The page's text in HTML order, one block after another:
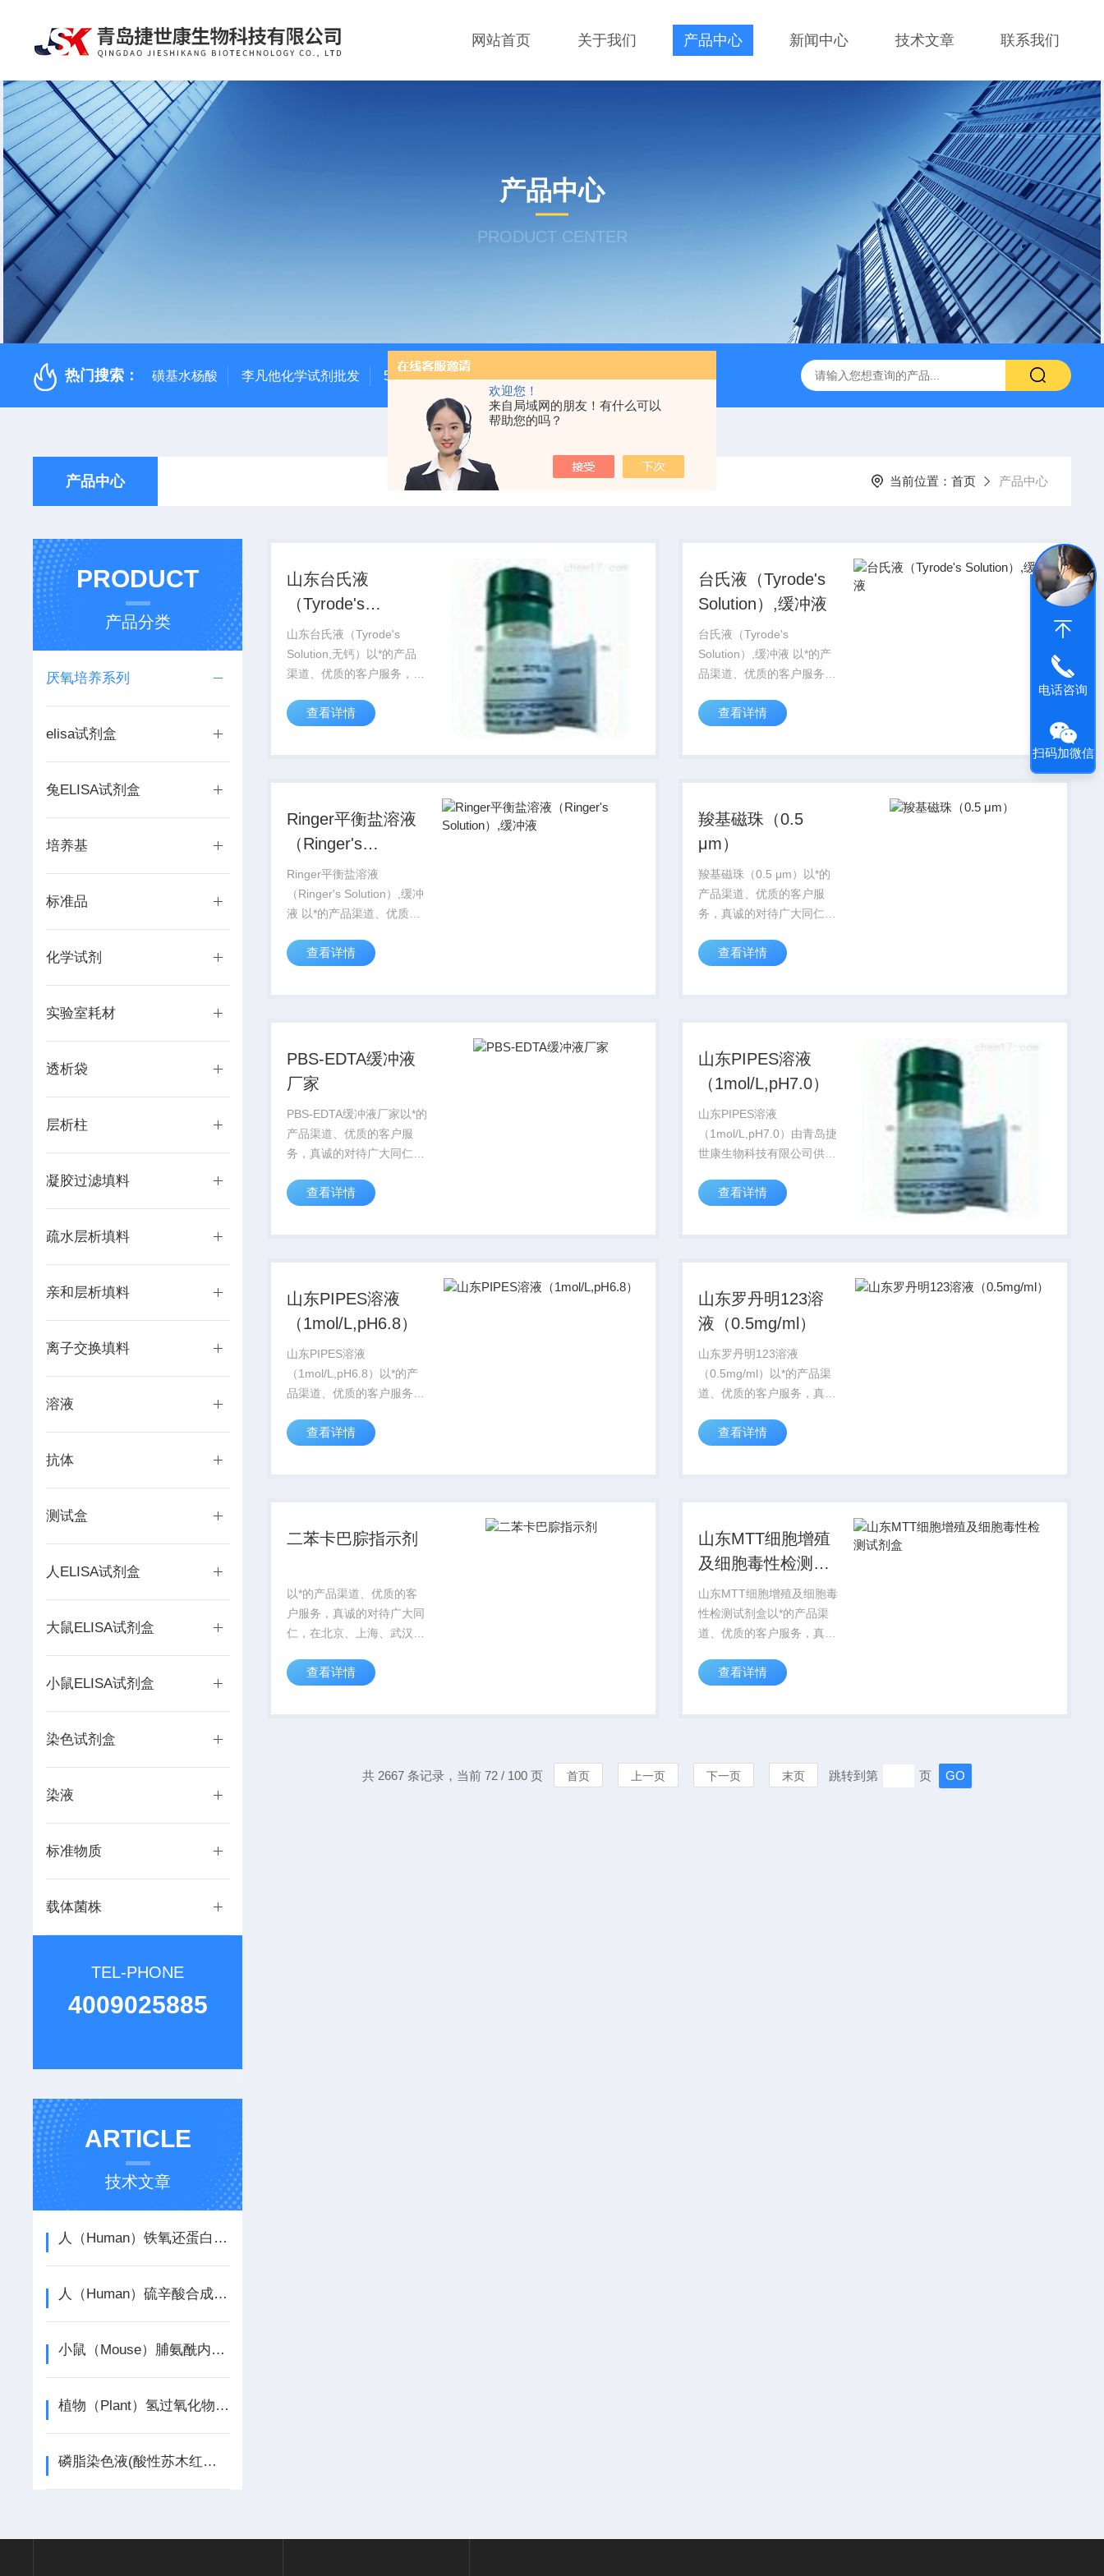
欢迎您！
来自局域网的朋友！有什么可以
帮助您的吗？
网站首页 关于我们 产品中心 新闻中心 技术文章 联系我们
产品中心
PRODUCT CENTER
热门搜索： 磺基水杨酸 李凡他化学试剂批发 500次MTS细胞增殖与细胞毒性检测试剂盒 48t/96t国产ELISA试剂盒,免费代测
产品中心 当前位置： 首页 产品中心
PRODUCT
产品分类
厌氧培养系列
elisa试剂盒
兔ELISA试剂盒
培养基
标准品
化学试剂
实验室耗材
透析袋
层析柱
凝胶过滤填料
疏水层析填料
亲和层析填料
离子交换填料
溶液
抗体
测试盒
人ELISA试剂盒
大鼠ELISA试剂盒
小鼠ELISA试剂盒
染色试剂盒
染液
标准物质
载体菌株
TEL-PHONE
4009025885
ARTICLE
技术文章
人（Human）铁氧还蛋白1（FDX1） ELISA检测试剂盒介绍
人（Human）硫辛酸合成酶（LIAS） ELISA检测试剂盒介绍
小鼠（Mouse）脯氨酰内肽酶（PREP） ELISA检测试剂盒介绍
植物（Plant）氢过氧化物裂解酶（HPL） ELISA检测试剂盒介绍
磷脂染色液(酸性苏木红法)介绍
山东台氏液
（Tyrode's
Solution,无钙）
山东台氏液（Tyrode's
Solution,无钙）以*的产品
渠道、优质的客户服务，真
京、上海、武汉，西安等城
务每位科研工作者。
查看详情
台氏液（Tyrode's
Solution）,缓冲液
台氏液（Tyrode's
Solution）,缓冲液 以*的产
品渠道、优质的客户服务，
京、上海、武汉，西安等城
务每位科研工作者。
查看详情
Ringer平衡盐溶液
（Ringer's
Solution）,缓冲液
Ringer平衡盐溶液
（Ringer's Solution）,缓冲
液 以*的产品渠道、优质的
同仁，在北京、上海、武
验室，竭诚服务每位科研工
查看详情
羧基磁珠（0.5
μm）
羧基磁珠（0.5 μm）以*的
产品渠道、优质的客户服
务，真诚的对待广大同仁，
等城市有专业的实验室，竭
查看详情
PBS-EDTA缓冲液
厂家
PBS-EDTA缓冲液厂家以*的
产品渠道、优质的客户服
务，真诚的对待广大同仁，
等城市有专业的实验室，竭
查看详情
山东PIPES溶液
（1mol/L,pH7.0）
山东PIPES溶液
（1mol/L,pH7.0）由青岛捷
世康生物科技有限公司供
的客户服务，真诚的对待广
汉，西安等城市有专业的实
查看详情
山东PIPES溶液
（1mol/L,pH6.8）
山东PIPES溶液
（1mol/L,pH6.8）以*的产
品渠道、优质的客户服务，
京、上海、武汉，西安等城
务每位科研工作者。
查看详情
山东罗丹明123溶
液（0.5mg/ml）
山东罗丹明123溶液
（0.5mg/ml）以*的产品渠
道、优质的客户服务，真诚
上海、武汉，西安等城市有
位科研工作者。
查看详情
二苯卡巴腙指示剂
以*的产品渠道、优质的客
户服务，真诚的对待广大同
仁，在北京、上海、武汉，
室，二苯卡巴腙指示剂竭诚
查看详情
山东MTT细胞增殖
及细胞毒性检测试
剂盒
山东MTT细胞增殖及细胞毒
性检测试剂盒以*的产品渠
道、优质的客户服务，真诚
上海、武汉，西安等城市有
位科研工作者。
查看详情
共 2667 条记录，当前 72 / 100 页 首页 上一页 下一页 末页 跳转到第 页
电话咨询
扫码加微信